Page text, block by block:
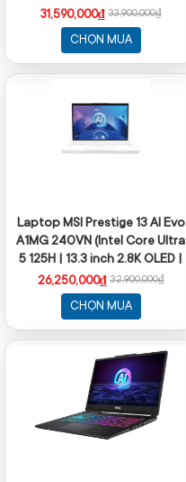
OLED/Win11
31,590,000₫ 33,900,000₫
CHỌN MUA
Laptop MSI Prestige 13 AI Evo
A1MG 240VN (Intel Core Ultra
5 125H | 13.3 inch 2.8K OLED |
32GB | 512GB | Win 11 | Trắng)
26,250,000₫ 32,900,000₫
CHỌN MUA